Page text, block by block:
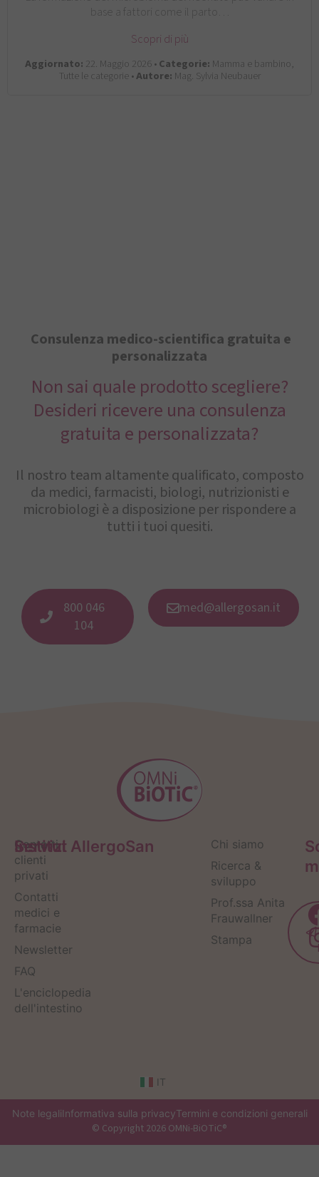
base a fattori come il parto…
Scopri di più
Aggiornato: 22. Maggio 2026 •Categorie: Mamma e bambino,
Tutte le categorie •Autore: Mag. Sylvia Neubauer
Consulenza medico-scientifica gratuita e
personalizzata
Non sai quale prodotto scegliere?
Desideri ricevere una consulenza
gratuita e personalizzata?
Il nostro team altamente qualificato, composto
da medici, farmacisti, biologi, nutrizionisti e
microbiologi è a disposizione per rispondere a
tutti i tuoi quesiti.
800 046
104
med@allergosan.it
Servizi
Contatti
clienti
privati
Contatti
medici e
farmacie
Newsletter
FAQ
L'enciclopedia
dell'intestino
Institut AllergoSan
Chi siamo
Ricerca &
sviluppo
Prof.ssa Anita
Frauwallner
Stampa
IT
Note legaliInformativa sulla privacyTermini e condizioni generali
© Copyright 2026 OMNi-BiOTiC®